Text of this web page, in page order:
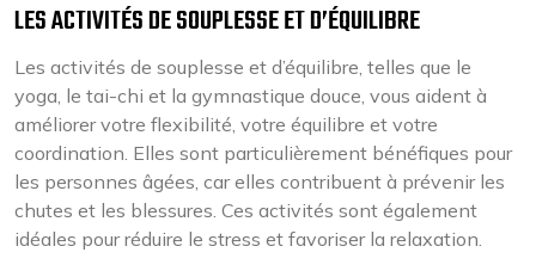
LES ACTIVITÉS DE SOUPLESSE ET D’ÉQUILIBRE
Les activités de souplesse et d’équilibre, telles que le
yoga, le tai-chi et la gymnastique douce, vous aident à
améliorer votre flexibilité, votre équilibre et votre
coordination. Elles sont particulièrement bénéfiques pour
les personnes âgées, car elles contribuent à prévenir les
chutes et les blessures. Ces activités sont également
idéales pour réduire le stress et favoriser la relaxation.